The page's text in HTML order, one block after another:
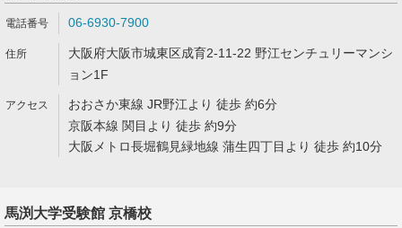
06-6930-7900
大阪府大阪市城東区成育2-11-22 野江センチュリーマンシ
ョン1F
おおさか東線 JR野江より 徒歩 約6分
京阪本線 関目より 徒歩 約9分
大阪メトロ長堀鶴見緑地線 蒲生四丁目より 徒歩 約10分
馬渕大学受験館 京橋校